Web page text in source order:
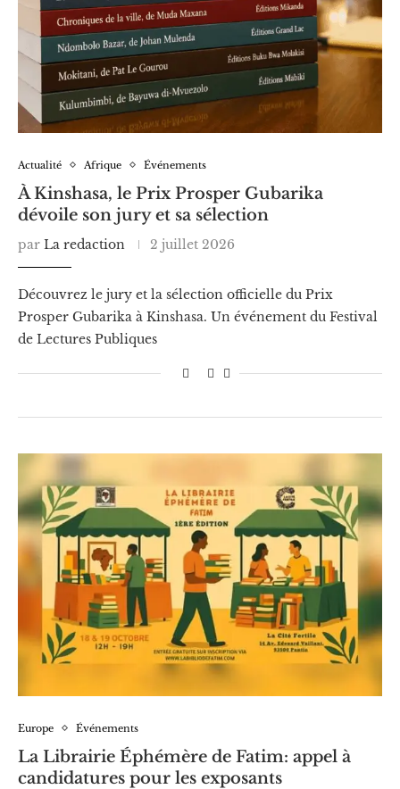
Actualité Afrique Événements
À Kinshasa, le Prix Prosper Gubarika
dévoile son jury et sa sélection
par La redaction 2 juillet 2026
Découvrez le jury et la sélection officielle du Prix
Prosper Gubarika à Kinshasa. Un événement du Festival
de Lectures Publiques
Europe Événements
La Librairie Éphémère de Fatim: appel à
candidatures pour les exposants